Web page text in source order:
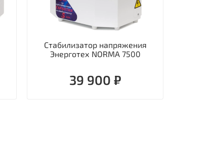
Стабилизатор напряжения
Энерготех NORMA 7500
39 900 ₽